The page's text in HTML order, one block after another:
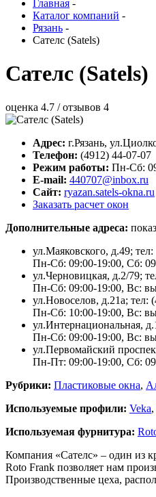
Главная -
Каталог компаний -
Рязань -
Сателс (Satels)
Сателс (Satels)
оценка 4.7 / отзывов 4
Адрес: г.Рязань,
Телефон: (4912) 44-07-07
Режим работы: Пн-Сб:
E-mail: 440707@inbox.ru
Сайт: ryazan.satels-okna.ru
Заказать расчет окон
Дополнительные адреса:
ул.Маяковского, д.49;
Пн-Сб: 09:00-19:00, Сб:
ул.Черновицкая, д.2/79;
Пн-Сб: 09:00-19:00, Вс:
ул.Новоселов, д.21а; тел:
Пн-Сб: 10:00-19:00, Вс:
ул.Интернациональная,
Пн-Сб: 09:00-19:00, Вс:
ул.Первомайский
Пн-Пт: 09:00-19:00, Сб:
Рубрики: Пластиковые окна,
Используемые профили: Veka,
Используемая фурнитура:
Компания «Сателс» – один из
Roto Frank позволяет нам
Производственные цеха,